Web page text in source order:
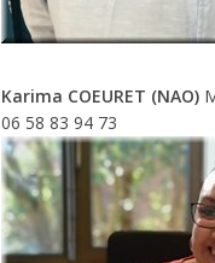
Karima COEURET (NAO)
06 58 83 94 73